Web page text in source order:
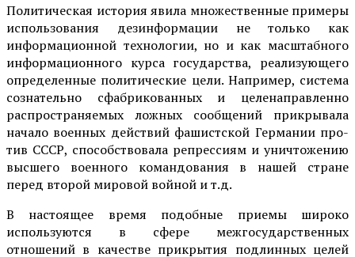
Политическая история явила множественные примеры
использова­ния дезинформации не только как
информационной технологии, но и как масштабного
информационного курса государства, реализующего
определенные политические цели. Например, система
со­знательно сфабрикованных и целенаправленно
распространяемых лож­ных сообщений прикрывала
начало военных действий фашистской Германии про­
тив СССР, способствовала репрессиям и уничтожению
высшего военного командова­ния в нашей стране
перед второй мировой войной и т.д.
В настоящее время подобные приемы широко
используются в сфере меж­государственных
отношений в качестве прикрытия подлинных целей